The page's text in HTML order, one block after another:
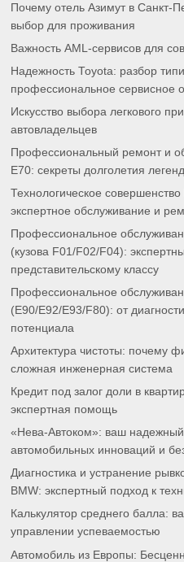
Почему отель Азимут в Санкт-
выбор для проживания
Важность AML-сервисов для
Надежность Toyota: разбор
профессиональное сервисное
Искусство выбора легкового
автовладельцев
Профессиональный ремонт и
E70: секреты долголетия
Технологическое
экспертное обслуживание и
Профессиональное
(кузова F01/F02/F04):
представительскому классу
Профессиональное
(E90/E92/E93/F80): от
потенциала
Архитектура чистоты: почему
сложная инженерная система
Кредит под залог доли в
экспертная помощь
«Нева-Автоком»: ваш
автомобильных инноваций и
Диагностика и устранение
BMW: экспертный подход к
Калькулятор среднего балла:
управлении успеваемостью
Автомобиль из Европы: